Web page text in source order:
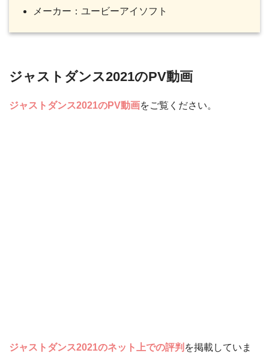
メーカー：ユービーアイソフト
ジャストダンス2021のPV動画
ジャストダンス2021のPV動画をご覧ください。
ジャストダンス2021のネット上での評判 を掲載していま